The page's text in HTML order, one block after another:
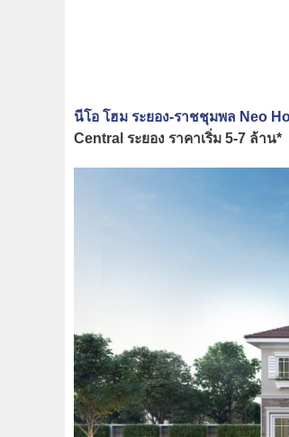
นีโอ โฮม ระยอง-ราชชุมพล Neo
Central ระยอง ราคาเริ่ม 5-7 ล้าน*